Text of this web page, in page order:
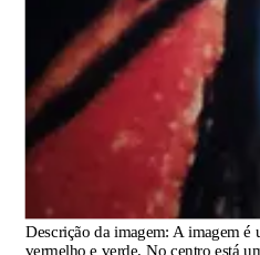
Descrição da imagem: A imagem é
vermelho e verde. No centro está